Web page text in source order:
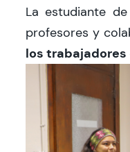
La estudiante
profesores y
los